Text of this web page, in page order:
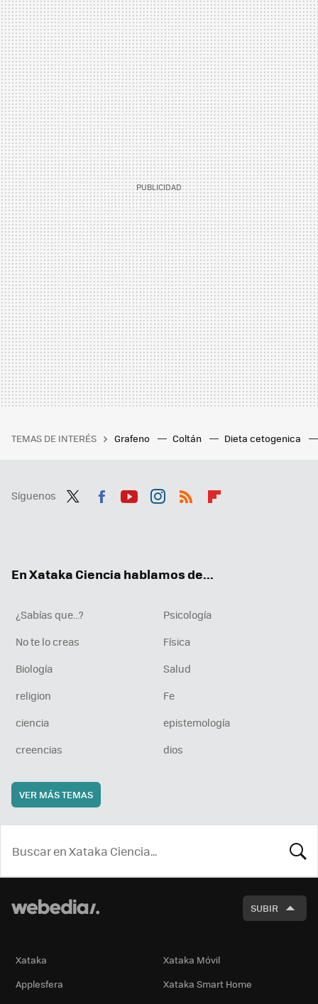
TEMAS DE INTERÉS Grafeno Coltán Dieta cetogenica
Síguenos
En Xataka Ciencia hablamos de...
¿Sabías que...?
Psicología
No te lo creas
Física
Biología
Salud
religion
Fe
ciencia
epistemología
creencias
dios
VER MÁS TEMAS
SUBIR
Xataka
Xataka Móvil
Applesfera
Xataka Smart Home